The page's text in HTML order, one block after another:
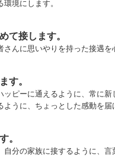
境にします。
て接します。
んに思いやりを持った接遇を
す。
ピーに通えるように、常に
うに、ちょっとした感動を届
。
分の家族に接するように、言